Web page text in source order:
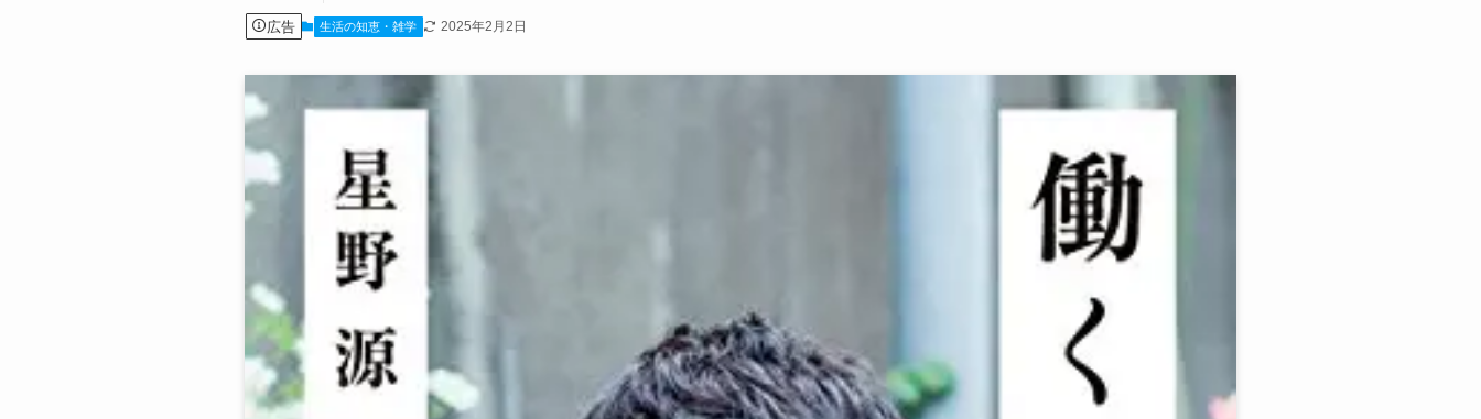
広告 生活の知恵・雑学 2025年2月2日